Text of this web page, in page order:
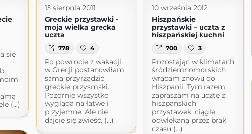
się
(...)
15 sierpnia 2011
Greckie przystawki -
moja wielka grecka
uczta
778 4
Po powrocie z wakacji
w Grecji postanowiłam
sama przyrządzić
greckie przysmaki.
Pozornie wszystko
wygląda na łatwe i
przyjemne. Ale nie
dajcie się zwieść. (...)
10 września 2012
Hiszpańskie
przystawki – uczta z
hiszpańskiej kuchni
700 3
Pozostając w klimatach
śródziemnomorskich
wracam znowu do
Hiszpanii. Tym razem
zapraszam na ucztę z
hiszpańskich
przystawek, ciągle
odwlekaną przez brak
czasu (...)